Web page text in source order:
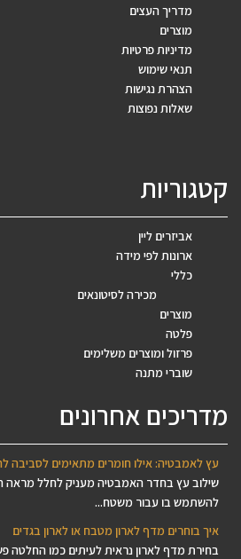
מדריך העצים
מוצרים
מדיניות פרטיות
תנאי שימוש
הצהרת נגישות
שאלות נפוצות
קטגוריות
אביזרים ליין
ארונות לפי מידה
כללי
מכירה לסיטונאים
מוצרים
פלטה
פרזול ומוצרים משלימים
שוברי מתנה
מדריכים אחרונים
עץ לאמבטיה: אילו חומרים מתאימים לסביבה
שילוב עץ בחדר האמבטיה מעניק לחלל מראה
להשתמש בו עבור משטח...
איך בוחרים מדף לארון מטבח או לארון בגדים
בחירת מדף לארון נראית לעיתים כמו החלטה